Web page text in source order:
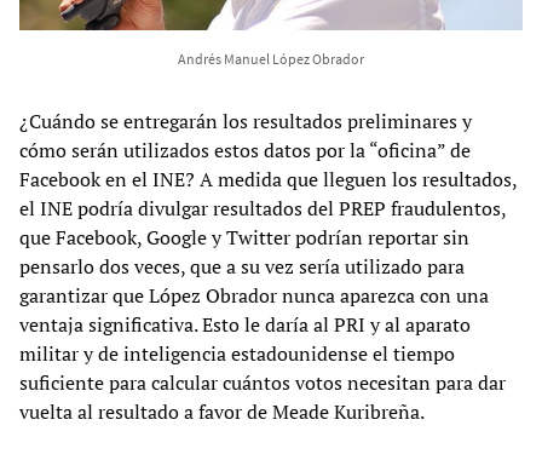
Andrés Manuel López Obrador
¿Cuándo se entregarán los resultados preliminares y
cómo serán utilizados estos datos por la “oficina” de
Facebook en el INE? A medida que lleguen los resultados,
el INE podría divulgar resultados del PREP fraudulentos,
que Facebook, Google y Twitter podrían reportar sin
pensarlo dos veces, que a su vez sería utilizado para
garantizar que López Obrador nunca aparezca con una
ventaja significativa. Esto le daría al PRI y al aparato
militar y de inteligencia estadounidense el tiempo
suficiente para calcular cuántos votos necesitan para dar
vuelta al resultado a favor de Meade Kuribreña.